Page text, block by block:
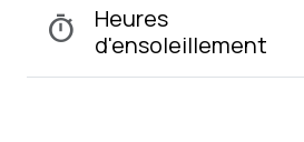
timer
Heures
d'ensoleillement